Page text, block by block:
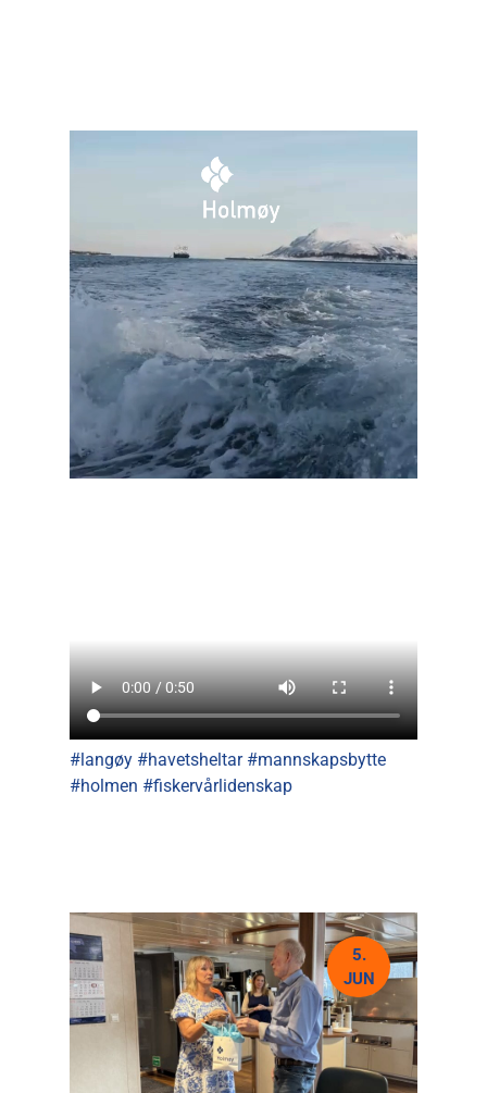
#langøy #havetsheltar #mannskapsbytte
#holmen #fiskervårlidenskap
5.
JUN